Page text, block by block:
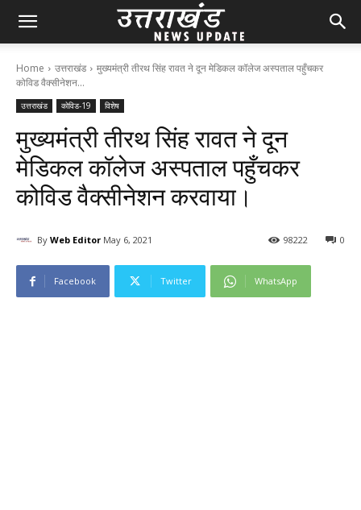
Home उत्तराखंड
मुख्यमंत्री तीरथ सिंह रावत ने दून मेडिकल कॉलेज अस्पताल पहुँचकर
कोविड वैक्सीनेशन...
उत्तराखंड कोविड-19 विशेष
मुख्यमंत्री तीरथ सिंह रावत ने दून
मेडिकल कॉलेज अस्पताल पहुँचकर
कोविड वैक्सीनेशन करवाया।
By Web Editor May 6, 2021 0
98222
Facebook Twitter WhatsApp